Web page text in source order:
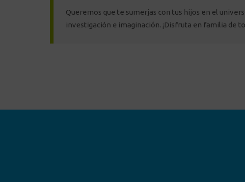
Queremos que te sumerjas con tus hijos en el
investigación e imaginación. ¡Disfruta en familia de